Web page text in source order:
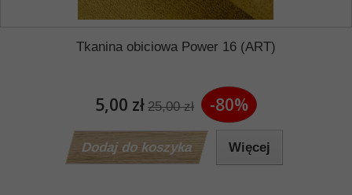
Tkanina obiciowa Power 16 (ART)
5,00 zł 25,00 zł -80%
Dodaj do koszyka Więcej